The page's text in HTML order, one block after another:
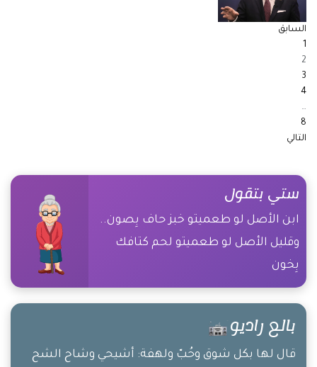
السابق
1
2
3
4
…
8
التالي
ستي بتقول
ابن الأصل لو طعميتو خبز حاف بِصون..
وقليل الأصل لو طعميتو لحم كتافك
بِخون
بالع راديو
قال لها بكل شوق وحُبّ ولهفة: أشيحي وشاح الشح